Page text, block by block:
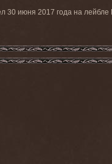
30 июня 2017 года на лейбле